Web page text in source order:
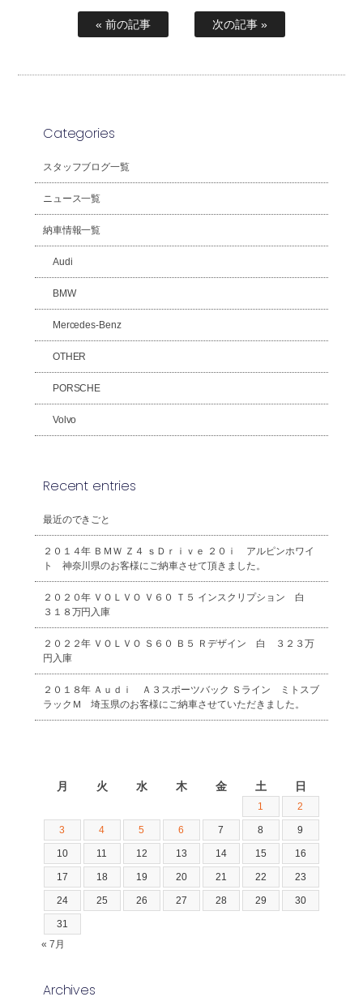
« 前の記事 次の記事 »
Categories
スタッフブログ一覧
ニュース一覧
納車情報一覧
Audi
BMW
Mercedes-Benz
OTHER
PORSCHE
Volvo
Recent entries
最近のできごと
２０１４年 ＢＭＷ Ｚ４ ｓＤｒｉｖｅ ２０ｉ アルピンホワイ
ト 神奈川県のお客様にご納車させて頂きました。
２０２０年 ＶＯＬＶＯ Ｖ６０ Ｔ５ インスクリプション 白
３１８万円入庫
２０２２年 ＶＯＬＶＯ Ｓ６０ Ｂ５ Ｒデザイン 白 ３２３万
円入庫
２０１８年 Ａｕｄｉ Ａ３スポーツバック Ｓライン ミトスブ
ラックＭ 埼玉県のお客様にご納車させていただきました。
月 火 水 木 金 土 日
1 2
3 4 5 6 7 8 9
10 11 12 13 14 15 16
17 18 19 20 21 22 23
24 25 26 27 28 29 30
31
« 7月
Archives